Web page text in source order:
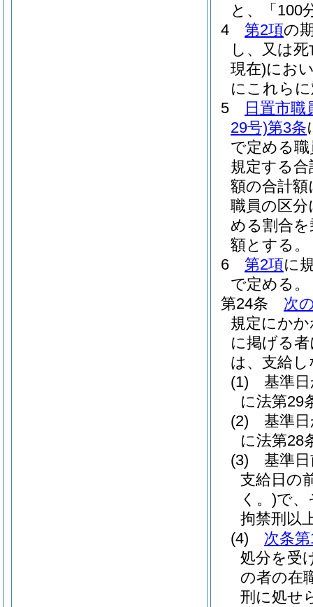
と、「100
4
第2項の
し、又は
現在)にお
にこれら
5
日置市職
29号)第3条
で定める
規定する
額の合計
職員の区
める割合
額とする。
6
第2項に
で定める。
第24条
次
規定にか
に掲げる
は、支給
(1)
基準
に法第29
(2)
基準
に法第28
(3)
基準
支給日の
く。)で、
拘禁刑以
(4)
次条
処分を受
の者の在
刑に処せ